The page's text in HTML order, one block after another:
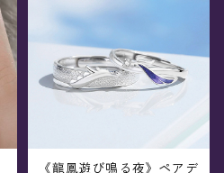
《龍鳳遊び鳴る夜》ペアデ